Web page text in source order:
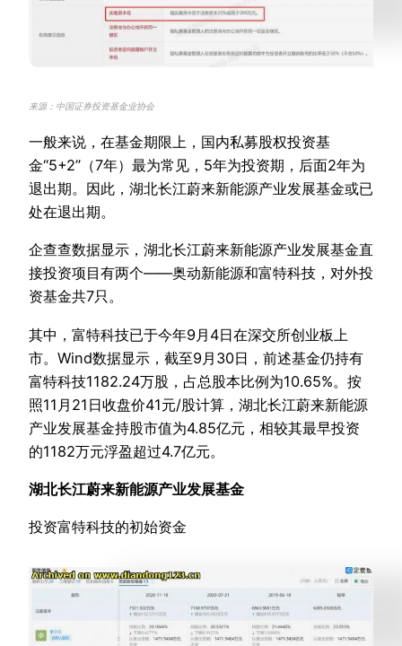
来源：中国证券投资基金业协会
一般来说，在基金期限上，国内私募股权投资基
金“5+2”（7年）最为常见，5年为投资期，后面2年为
退出期。因此，湖北长江蔚来新能源产业发展基金或已
处在退出期。
企查查数据显示，湖北长江蔚来新能源产业发展基金直
接投资项目有两个——奥动新能源和富特科技，对外投
资基金共7只。
其中，富特科技已于今年9月4日在深交所创业板上
市。Wind数据显示，截至9月30日，前述基金仍持有
富特科技1182.24万股，占总股本比例为10.65%。按
照11月21日收盘价41元/股计算，湖北长江蔚来新能源
产业发展基金持股市值为4.85亿元，相较其最早投资
的1182万元浮盈超过4.7亿元。
湖北长江蔚来新能源产业发展基金
投资富特科技的初始资金